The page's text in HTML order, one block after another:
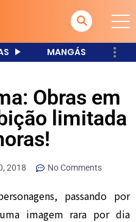
MANGÁS
Obras em
limitada
2018 No Comments
passando por
imagem rara por dia